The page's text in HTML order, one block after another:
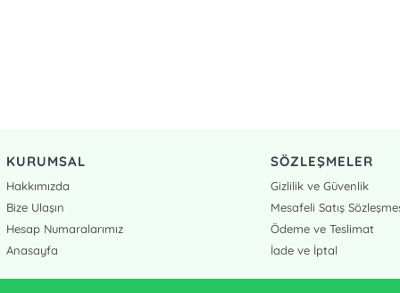
KURUMSAL
Hakkımızda
Bize Ulaşın
Hesap Numaralarımız
Anasayfa
SÖZLEŞMELER
Gizlilik ve Güvenlik
Mesafeli Satış
Ödeme ve Teslimat
İade ve İptal